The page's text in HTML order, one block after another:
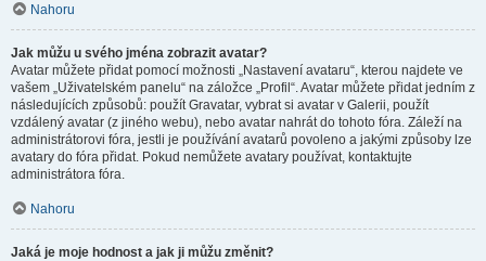
Nahoru
Jak můžu u svého jména zobrazit avatar?
Avatar můžete přidat pomocí možnosti „Nastavení avataru“, kterou najdete ve
vašem „Uživatelském panelu“ na záložce „Profil“. Avatar můžete přidat jedním z
následujících způsobů: použít Gravatar, vybrat si avatar v Galerii, použít
vzdálený avatar (z jiného webu), nebo avatar nahrát do tohoto fóra. Záleží na
administrátorovi fóra, jestli je používání avatarů povoleno a jakými způsoby lze
avatary do fóra přidat. Pokud nemůžete avatary používat, kontaktujte
administrátora fóra.
Nahoru
Jaká je moje hodnost a jak ji můžu změnit?